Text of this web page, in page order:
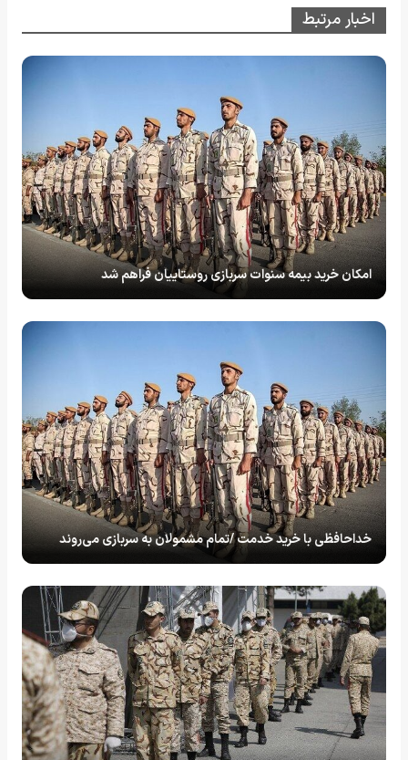
اخبار مرتبط
امکان خرید بیمه سنوات سربازی روستاییان فراهم شد
خداحافظی با خرید خدمت /تمام مشمولان به سربازی می‌روند